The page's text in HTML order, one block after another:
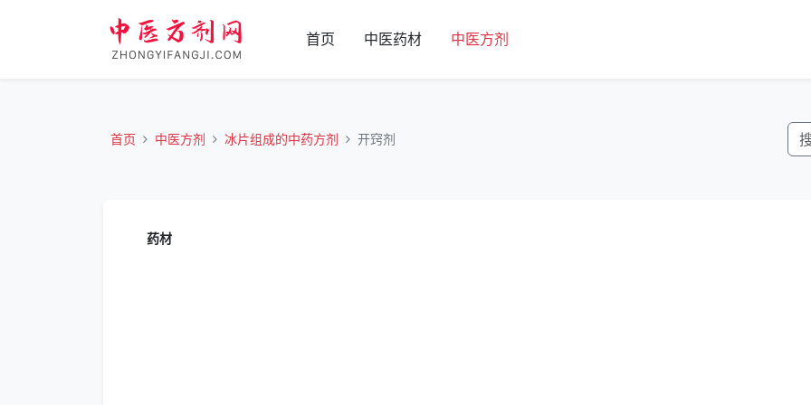
首页 中医药材 中医方剂
首页 中医方剂 冰片组成的中药方剂 开窍剂
药材